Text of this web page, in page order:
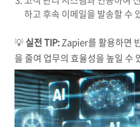
하고 후속 이메일을 발송할 수
💡실전 TIP:Zapier를 활용하면
을 줄여 업무의 효율성을 높일 수